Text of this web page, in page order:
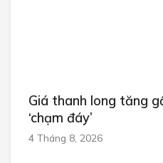
Giá thanh long tăng
‘chạm đáy’
4 Tháng 8, 2026